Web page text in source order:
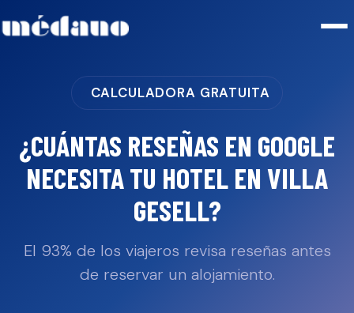
CALCULADORA GRATUITA
¿CUÁNTAS RESEÑAS EN GOOGLE
NECESITA TU HOTEL EN VILLA
GESELL?
El 93% de los viajeros revisa reseñas antes
de reservar un alojamiento.